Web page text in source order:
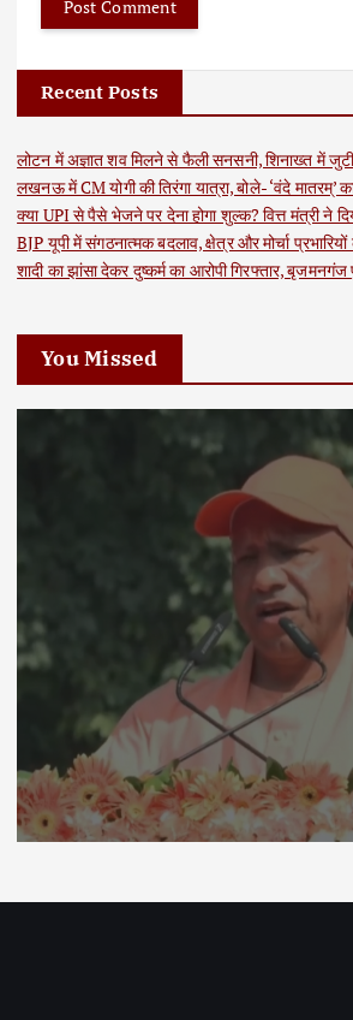
Recent Posts
लोटन में अज्ञात शव मिलने से फैली सनसनी, शिनाख्त में
लखनऊ में CM योगी की तिरंगा यात्रा, बोले- ‘वंदे मातरम्’
क्या UPI से पैसे भेजने पर देना होगा शुल्क? वित्त मंत्री ने
BJP यूपी में संगठनात्मक बदलाव, क्षेत्र और मोर्चा प्रभारियों
शादी का झांसा देकर दुष्कर्म का आरोपी गिरफ्तार, बृजमनगंज
You Missed